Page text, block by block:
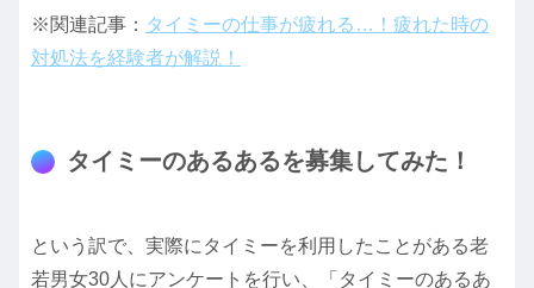
※関連記事： タイミーの仕事が疲れる…！疲れた時の
対処法を経験者が解説！
タイミーのあるあるを募集してみた！
という訳で、実際にタイミーを利用したことがある老
若男女30人にアンケートを行い、「タイミーのあるあ